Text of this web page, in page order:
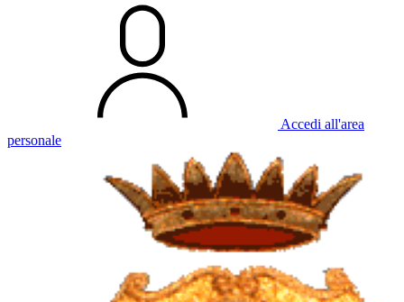
Accedi all'area
personale